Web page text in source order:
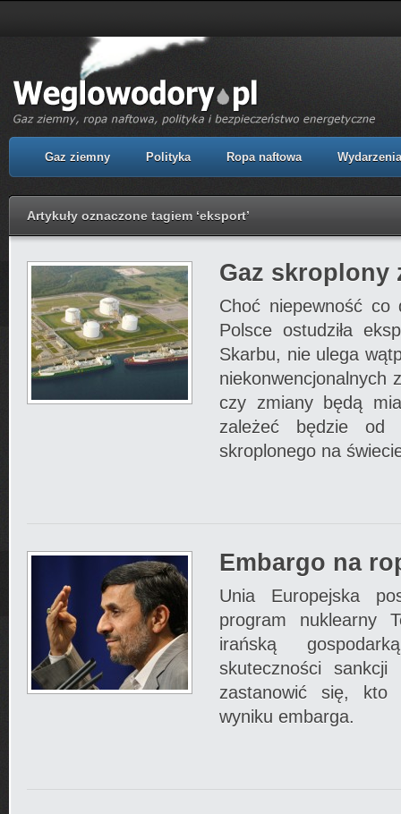
Gaz ziemny Polityka Ropa naftowa Wydarzenia
Artykuły oznaczone tagiem ‘eksport’
Gaz skroplony
Choć niepewność co
Polsce ostudziła
Skarbu, nie ulega
niekonwencjonalnych
czy zmiany będą
zależeć będzie od
skroplonego na
Embargo na
Unia Europejska
program nuklearny
irańską
skuteczności sankcji
zastanowić się, kto
wyniku embarga.